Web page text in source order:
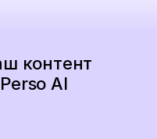
контент
AI